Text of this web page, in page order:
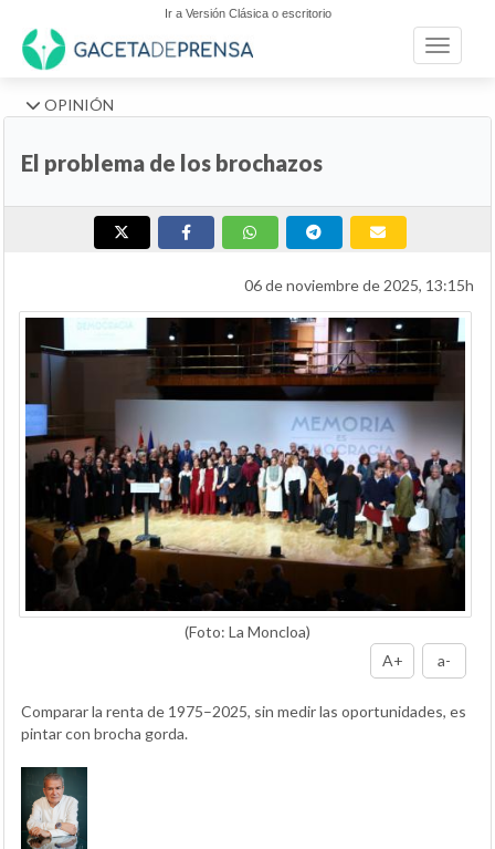
Ir a Versión Clásica o escritorio
Toggle
OPINIÓN
El problema de los brochazos
06 de noviembre de 2025, 13:15h
(Foto: La Moncloa)
A+
a-
Comparar la renta de 1975–2025, sin medir las oportunidades, es
pintar con brocha gorda.